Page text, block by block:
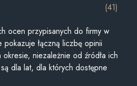
(41)
ocen przypisanych do firmy w
łączną liczbę opinii
niezależnie od źródła ich
dla lat, dla których dostępne